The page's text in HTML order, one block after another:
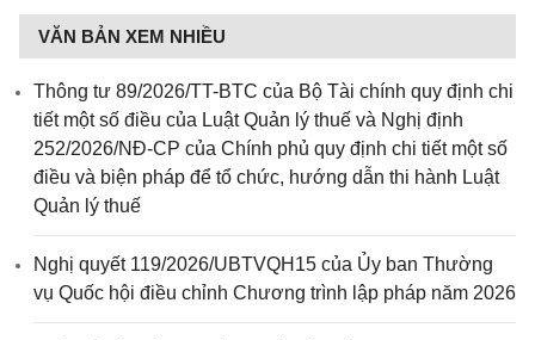
VĂN BẢN XEM NHIỀU
Thông tư 89/2026/TT-BTC của Bộ Tài chính quy định chi
tiết một số điều của Luật Quản lý thuế và Nghị định
252/2026/NĐ-CP của Chính phủ quy định chi tiết một số
điều và biện pháp để tổ chức, hướng dẫn thi hành Luật
Quản lý thuế
Nghị quyết 119/2026/UBTVQH15 của Ủy ban Thường
vụ Quốc hội điều chỉnh Chương trình lập pháp năm 2026